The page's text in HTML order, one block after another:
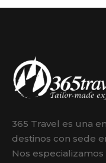
365 Travel es una
destinos con sede
Nos